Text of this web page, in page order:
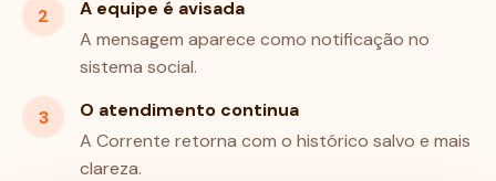
2
A equipe é avisada
A mensagem aparece como notificação no
sistema social.
3
O atendimento continua
A Corrente retorna com o histórico salvo e mais
clareza.